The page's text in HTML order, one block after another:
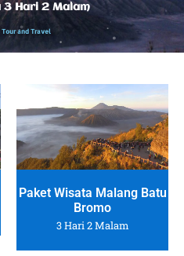
3 Hari 2 Malam
and Travel
Paket Wisata Malang Batu
Bromo
3 Hari 2 Malam